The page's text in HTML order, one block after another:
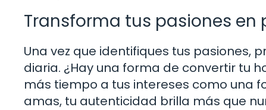
Transforma tus pasiones en
Una vez que identifiques tus pasiones,
diaria. ¿Hay una forma de convertir tu
más tiempo a tus intereses como una
amas, tu autenticidad brilla más que